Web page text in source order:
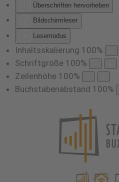
Überschriften hervorheben
Bildschirmleser
Lesemodus
Inhaltsskalierung 100%
Schriftgröße 100%
Zeilenhöhe 100%
Buchstabenabstand 100%